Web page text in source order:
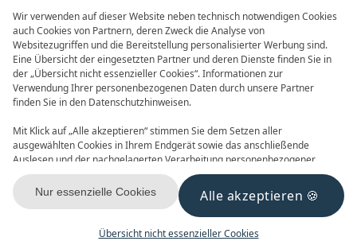
Wir verwenden auf dieser Website neben technisch notwendigen Cookies
auch Cookies von Partnern, deren Zweck die Analyse von
Websitezugriffen und die Bereitstellung personalisierter Werbung sind.
Eine Übersicht der eingesetzten Partner und deren Dienste finden Sie in
der „Übersicht nicht essenzieller Cookies“. Informationen zur
Verwendung Ihrer personenbezogenen Daten durch unsere Partner
finden Sie in den Datenschutzhinweisen.
Mit Klick auf „Alle akzeptieren“ stimmen Sie dem Setzen aller
ausgewählten Cookies in Ihrem Endgerät sowie das anschließende
Auslesen und der nachgelagerten Verarbeitung personenbezogener
Daten (z.B. Ihrer IP-Adresse) durch uns und unseren Partnern zu. Falls
Sie damit nicht einverstanden sind, klicken Sie bitte auf „Nur essenzielle
Cookies“. Eine individuelle Auswahl können Sie unter „Übersicht nicht
essenzieller Cookies“ tätigen. Sie können Ihre Auswahl im Fußbereich
dieser Website oder in den Datenschutzhinweisen jederzeit aufrufen und
Alle akzeptieren
Nur essenzielle Cookies
Übersicht nicht essenzieller Cookies
ONLINE BUCHEN ANFRAGEN
GUTSCHEINE NEWSLETTER